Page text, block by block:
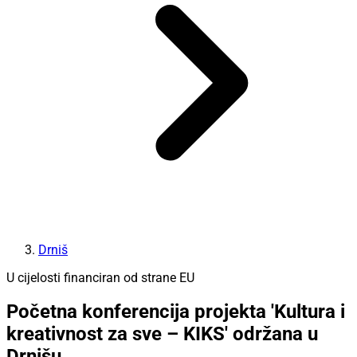
Drniš
U cijelosti financiran od strane EU
Početna konferencija projekta 'Kultura i
kreativnost za sve – KIKS' održana u